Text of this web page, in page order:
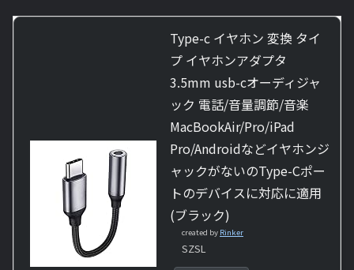
Type-c イヤホン 変換 タイ
プ イヤホンアダプタ
3.5mm usb-cオーディジャ
ック 電話/音量調節/音楽
MacBookAir/Pro/iPad
Pro/Androidなどイヤホンジ
ャックがないのType-Cポー
トのデバイスに対応に適用
(ブラック)
created by Rinker
SZSL